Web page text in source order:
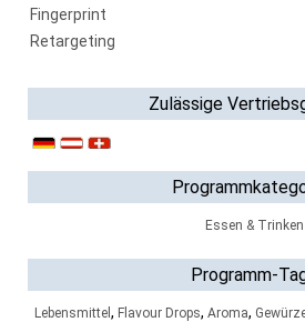
Fingerprint
Retargeting
Zulässige
Essen & Trinken
Programm-
Lebensmittel , Flavour Drops, Aroma,